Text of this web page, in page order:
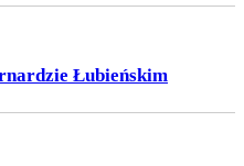
Łubieńskim